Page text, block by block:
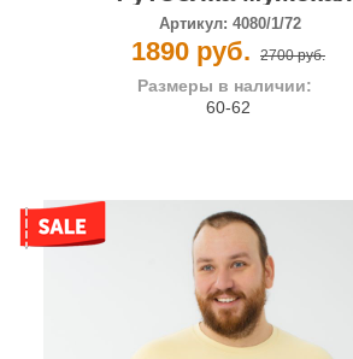
Артикул: 4080/1/72
1890 руб. 2700 руб.
Размеры в наличии:
60-62